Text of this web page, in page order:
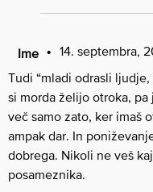
Ime
14. septembra,
Tudi “mladi odrasli
si morda želijo otroka,
več samo zato, ker imaš
ampak dar. In
dobrega. Nikoli ne veš
posameznika.